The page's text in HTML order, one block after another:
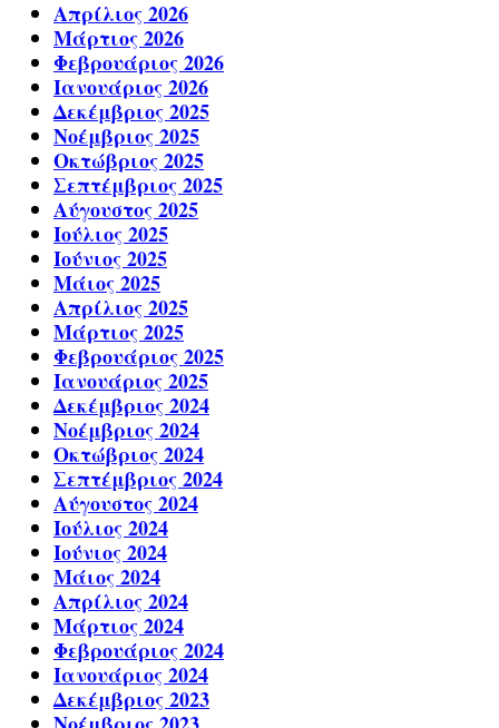
Απρίλιος 2026
Μάρτιος 2026
Φεβρουάριος 2026
Ιανουάριος 2026
Δεκέμβριος 2025
Νοέμβριος 2025
Οκτώβριος 2025
Σεπτέμβριος 2025
Αύγουστος 2025
Ιούλιος 2025
Ιούνιος 2025
Μάιος 2025
Απρίλιος 2025
Μάρτιος 2025
Φεβρουάριος 2025
Ιανουάριος 2025
Δεκέμβριος 2024
Νοέμβριος 2024
Οκτώβριος 2024
Σεπτέμβριος 2024
Αύγουστος 2024
Ιούλιος 2024
Ιούνιος 2024
Μάιος 2024
Απρίλιος 2024
Μάρτιος 2024
Φεβρουάριος 2024
Ιανουάριος 2024
Δεκέμβριος 2023